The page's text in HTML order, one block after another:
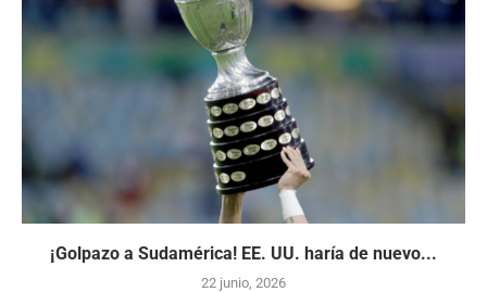
¡Golpazo a Sudamérica! EE. UU. haría de nuevo...
22 junio, 2026